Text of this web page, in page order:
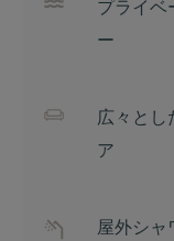
プライ
ー
広々とし
ア
屋外シャ